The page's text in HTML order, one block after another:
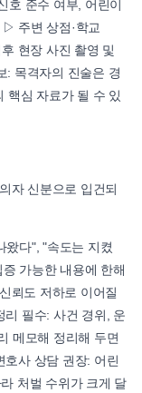
호 준수 여부, 어린이
주변 상점·학교
현장 사진 촬영 및
: 목격자의 진술은 경
핵심 자료가 될 수 있
자 신분으로 입건되
다", "속도는 지켰
가능한 내용에 한해
뢰도 저하로 이어질
필수: 사건 경위, 운
메모해 정리해 두면
사 상담 권장: 어린
처벌 수위가 크게 달